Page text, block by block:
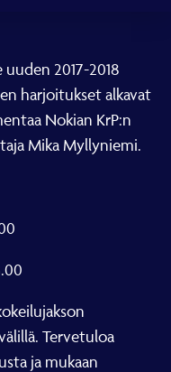
2017-2018
harjoitukset alkavat
Nokian KrP:n
Mika Myllyniemi.
Tervetuloa
ja mukaan